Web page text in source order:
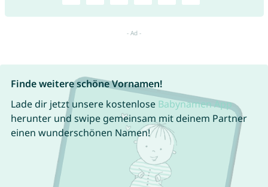
Finde weitere schöne Vornamen!
Lade dir jetzt unsere kostenlose Babynamen App
herunter und swipe gemeinsam mit deinem Partner
einen wunderschönen Namen!